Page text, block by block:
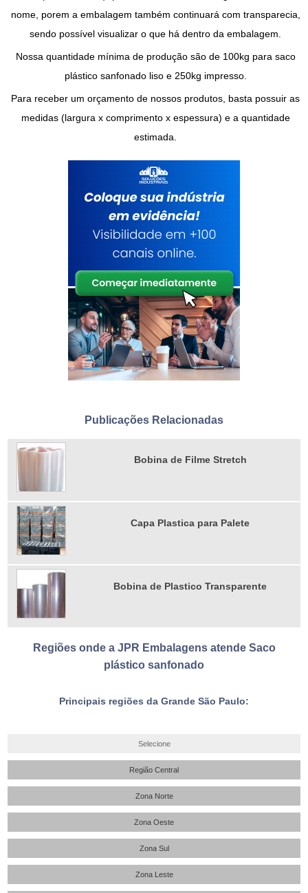
nome, porem a embalagem também continuará com transparecia,
sendo possível visualizar o que há dentro da embalagem.
Nossa quantidade mínima de produção são de 100kg para saco
plástico sanfonado lisoe 250kg impresso.
Para receber um orçamento de nossos produtos, basta possuir as
medidas (largura x comprimento x espessura) e a quantidade
estimada.
Publicações Relacionadas
Bobina de Filme Stretch
Capa Plastica para Palete
Bobina de Plastico Transparente
Regiões onde a JPR Embalagens atende Saco
plástico sanfonado
Principais regiões da Grande São Paulo:
Selecione
Região Central
Zona Norte
Zona Oeste
Zona Sul
Zona Leste